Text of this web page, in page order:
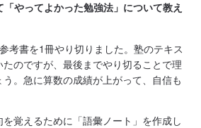
やってよかった勉強法」について教え
考書を1冊やり切りました。塾のテキス
たのですが、最後までやり切ることで理
。急に算数の成績が上がって、自信も
覚えるために「語彙ノート」を作成し